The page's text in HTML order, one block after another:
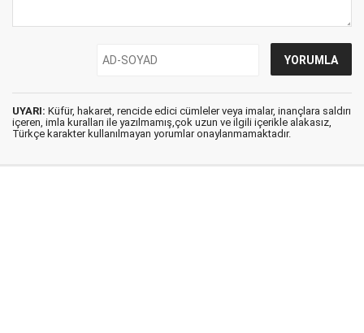
UYARI: Küfür, hakaret, rencide edici cümleler veya imalar, inançlara saldırı
içeren, imla kuralları ile yazılmamış,çok uzun ve ilgili içerikle alakasız,
Türkçe karakter kullanılmayan yorumlar onaylanmamaktadır.